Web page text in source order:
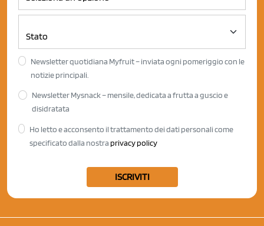
Newsletter quotidiana Myfruit – inviata ogni pomeriggio con le
notizie principali.
Newsletter Mysnack – mensile, dedicata a frutta a guscio e
disidratata
Ho letto e acconsento il trattamento dei dati personali come
specificato dalla nostra privacy policy
ISCRIVITI